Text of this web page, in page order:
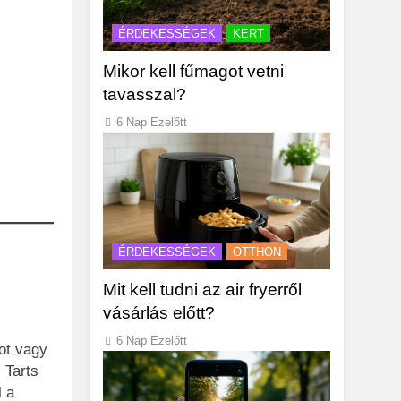
vagy
a
ÉRDEKESSÉGEK KERT
Mikor kell fűmagot vetni
tavasszal?
6 Nap Ezelőtt
ÉRDEKESSÉGEK OTTHON
Mit kell tudni az air fryerről
vásárlás előtt?
6 Nap Ezelőtt